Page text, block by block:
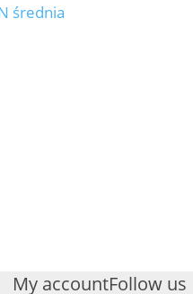
średnia
My accountFollow us